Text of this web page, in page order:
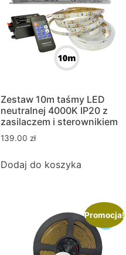
Zestaw 10m taśmy LED
neutralnej 4000K IP20 z
zasilaczem i sterownikiem
139.00 zł
Dodaj do koszyka
Promocja!